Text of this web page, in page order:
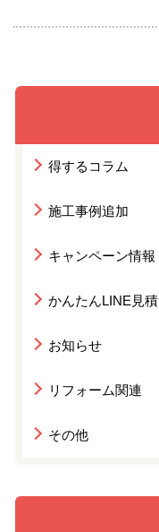
得するコラム
施工事例追加
キャンペーン情報
かんたんLINE見積
お知らせ
リフォーム関連
その他